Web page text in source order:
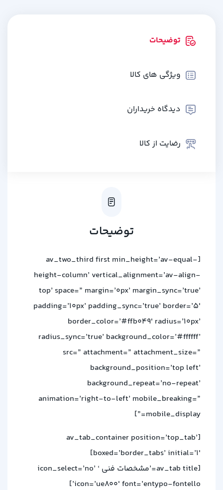
توضیحات
ویژگی های کالا
دیدگاه خریداران
رضایت از کالا
توضیحات
[av_two_third first min_height=’av-equal-
height-column’ vertical_alignment=’av-align-
top’ space=” margin=’0px’ margin_sync=’true’
padding=’10px’ padding_sync=’true’ border=’5′
border_color=’#ffb049′ radius=’10px’
radius_sync=’true’ background_color=’#ffffff’
src=” attachment=” attachment_size=”
background_position=’top left’
background_repeat=’no-repeat’
animation=’right-to-left’ mobile_breaking=”
mobile_display=”]
[av_tab_container position=’top_tab’
boxed=’border_tabs’ initial=’1′]
[av_tab title=’مشخصات فنی ‘ icon_select=’no’
icon=’ue800′ font=’entypo-fontello’]